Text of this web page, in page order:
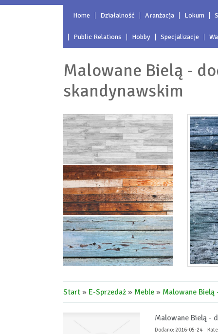
Home Działalność Aranżacja Lokum
Public Relations Hobby Specjalizacje
Malowane Bielą -
skandynawskim
Start » E-Sprzedaż » Meble » Malowane
Malowane Bielą -
Dodano: 2016-05-24